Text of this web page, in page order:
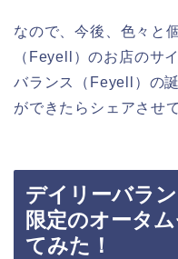
なので、今後、色々と
（Feyell）のお店のサ
バランス（Feyell）の
ができたらシェアさせ
デイリーバラ
限定のオータ
てみた！